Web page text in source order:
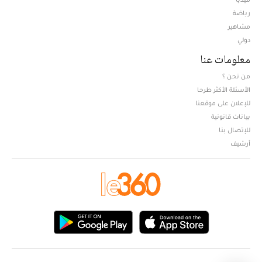
رياضة
مشاهير
دولي
معلومات عنا
من نحن ؟
الأسئلة الأكثر طرحا
للإعلان على موقعنا
بيانات قانونية
للإتصال بنا
أرشيف